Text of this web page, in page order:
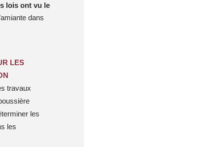
lois ont vu le
dans
LES
travaux
les
les